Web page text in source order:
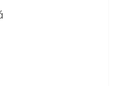
5 hvězdiček.
5 hvězdiček.